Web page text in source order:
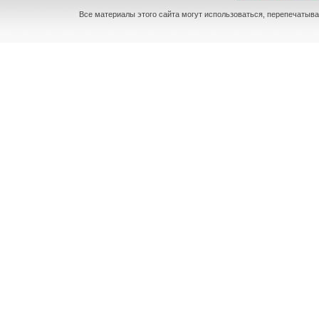
Все материалы этого сайта могут использоваться,